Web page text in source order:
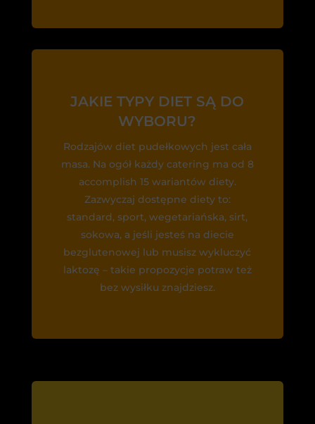
JAKIE TYPY DIET SĄ DO
WYBORU?
Rodzajów diet pudełkowych jest cała
masa. Na ogół każdy catering ma od 8
accomplish 15 wariantów diety.
Zazwyczaj dostępne diety to:
standard, sport, wegetariańska, sirt,
sokowa, a jeśli jesteś na diecie
bezglutenowej lub musisz wykluczyć
laktozę – takie propozycje potraw też
bez wysiłku znajdziesz.